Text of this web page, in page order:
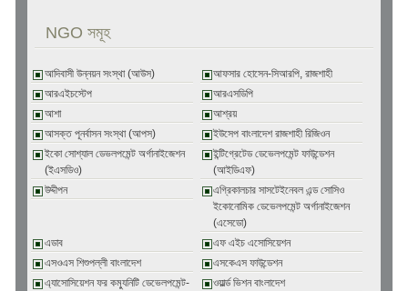
NGO সমূহ
আদিবাসী উন্নয়ন সংস্থা (আউস)
আফসার হোসেন-সিআরপি, রাজশাহী
আরএইচস্টেপ
আরএসডিপি
আশা
আশ্রয়
আসক্ত পূনর্বাসন সংস্থা (আপস)
ইউসেপ বাংলাদেশ রাজশাহী রিজিওন
ইকো সোশ্যাল ডেভলপমেন্ট অর্গানাইজেশন
(ইএসডিও)
ইন্টিগ্রেটেড ডেভেলপমেন্ট ফাউন্ডেশন
(আইডিএফ)
উদ্দীপন
এগ্রিকালচার সাসটেইনেবল এন্ড সোসিও
ইকোনোমিক ডেভেলপমেন্ট অর্গানাইজেশন
(এসেডো)
এডাব
এফ এইচ এসোসিয়েশন
এসওএস শিশুপল্লী বাংলাদেশ
এসকেএস ফাউন্ডেশন
এ্যাসোসিয়েশন ফর কম্যুনিটি ডেভেলপমেন্ট-
ওয়ার্ল্ড ভিশন বাংলাদেশ